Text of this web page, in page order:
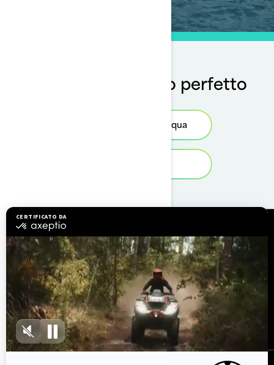
Trova il tuo veicolo perfetto
Scopri le moto d’acqua
Risorse
Esplora Sea-Doo
Serve Aiuto?
Lavoro
Entra nella rete rivenditori
BRP
Promemoria sulla sicurezza
BRP Experiences